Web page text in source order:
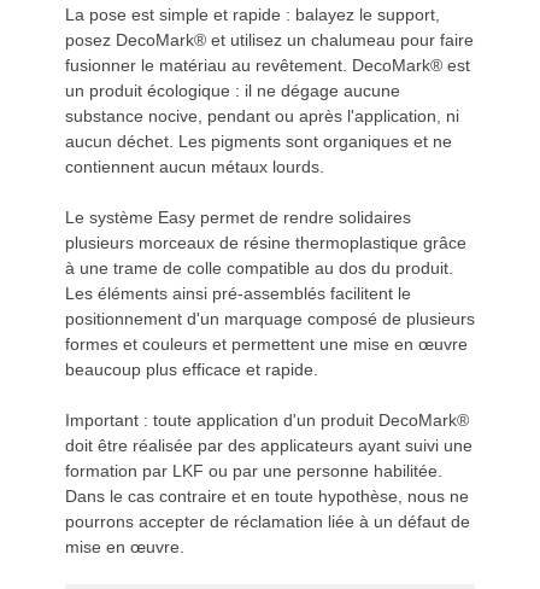
La pose est simple et rapide : balayez le support,
posez DecoMark® et utilisez un chalumeau pour faire
fusionner le matériau au revêtement. DecoMark® est
un produit écologique : il ne dégage aucune
substance nocive, pendant ou après l'application, ni
aucun déchet. Les pigments sont organiques et ne
contiennent aucun métaux lourds.
Le système Easy permet de rendre solidaires
plusieurs morceaux de résine thermoplastique grâce
à une trame de colle compatible au dos du produit.
Les éléments ainsi pré-assemblés facilitent le
positionnement d'un marquage composé de plusieurs
formes et couleurs et permettent une mise en œuvre
beaucoup plus efficace et rapide.
Important : toute application d'un produit DecoMark®
doit être réalisée par des applicateurs ayant suivi une
formation par LKF ou par une personne habilitée.
Dans le cas contraire et en toute hypothèse, nous ne
pourrons accepter de réclamation liée à un défaut de
mise en œuvre.